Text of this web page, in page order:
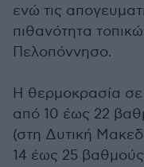
ενώ τις
πιθανότητα
Πελοπόννησο.
Η θερμοκρασία
από 10 έως 22
(στη Δυτική
14 έως 25 βαθμούς